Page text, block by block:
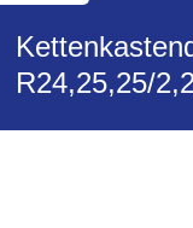
R24,25,25/